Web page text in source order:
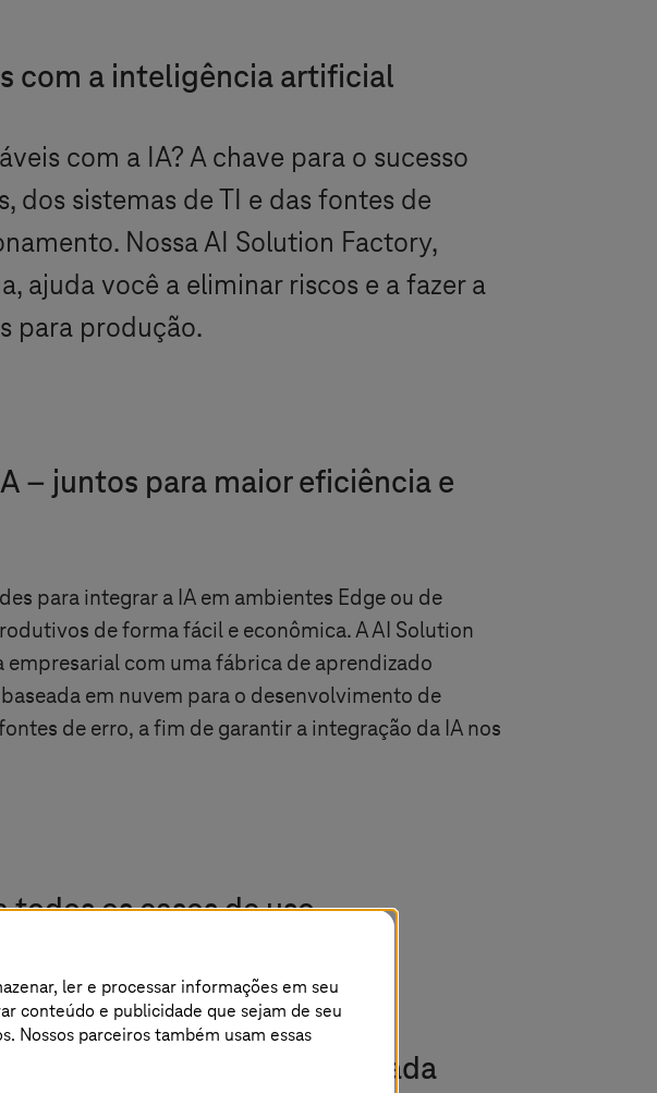
com a inteligência artificial
com a IA? A chave para o sucesso
dos sistemas de TI e das fontes de
Nossa AI Solution Factory,
ajuda você a eliminar riscos e a fazer a
para produção.
– juntos para maior eficiência e
para integrar a IA em ambientes Edge ou de
de forma fácil e econômica. A AI Solution
com uma fábrica de aprendizado
em nuvem para o desenvolvimento de
de erro, a fim de garantir a integração da IA nos
os casos de uso
de visão computadorizada
ler e processar informações em seu
conteúdo e publicidade que sejam de seu
Nossos parceiros também usam essas